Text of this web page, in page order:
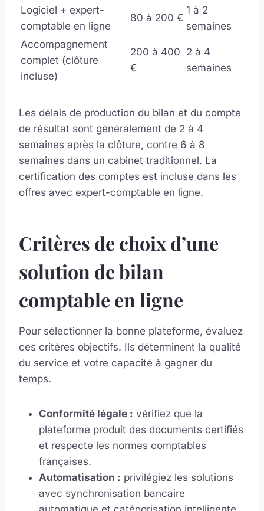
Logiciel + expert-
comptable en ligne
80 à 200 €
1 à 2
semaines
Accompagnement
complet (clôture
incluse)
200 à 400
€
2 à 4
semaines
Les délais de production du bilan et du compte
de résultat sont généralement de 2 à 4
semaines après la clôture, contre 6 à 8
semaines dans un cabinet traditionnel. La
certification des comptes est incluse dans les
offres avec expert-comptable en ligne.
Critères de choix d’une
solution de bilan
comptable en ligne
Pour sélectionner la bonne plateforme, évaluez
ces critères objectifs. Ils déterminent la qualité
du service et votre capacité à gagner du
temps.
Conformité légale : vérifiez que la
plateforme produit des documents certifiés
et respecte les normes comptables
françaises.
Automatisation : privilégiez les solutions
avec synchronisation bancaire